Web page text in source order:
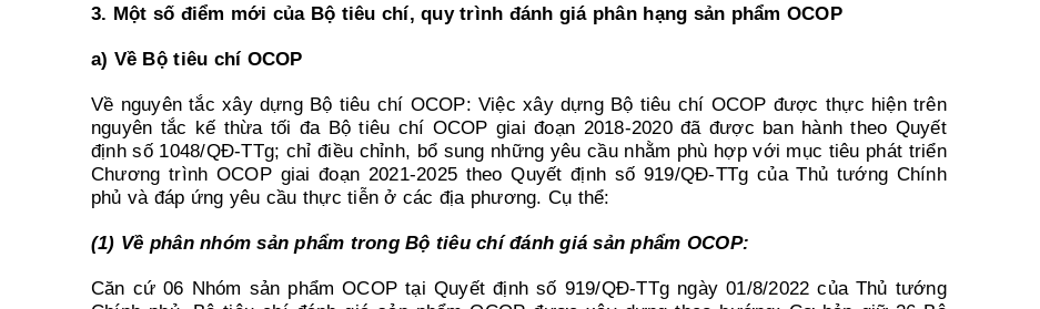
3. Một số điểm mới của Bộ tiêu chí, quy trình đánh giá phân hạng sản phẩm OCOP
a) Về Bộ tiêu chí OCOP
Về nguyên tắc xây dựng Bộ tiêu chí OCOP: Việc xây dựng Bộ tiêu chí OCOP được thực hiện trên
nguyên tắc kế thừa tối đa Bộ tiêu chí OCOP giai đoạn 2018-2020 đã được ban hành theo Quyết
định số 1048/QĐ-TTg; chỉ điều chỉnh, bổ sung những yêu cầu nhằm phù hợp với mục tiêu phát triển
Chương trình OCOP giai đoạn 2021-2025 theo Quyết định số 919/QĐ-TTg của Thủ tướng Chính
phủ và đáp ứng yêu cầu thực tiễn ở các địa phương. Cụ thể:
(1) Về phân nhóm sản phẩm trong Bộ tiêu chí đánh giá sản phẩm OCOP:
Căn cứ 06 Nhóm sản phẩm OCOP tại Quyết định số 919/QĐ-TTg ngày 01/8/2022 của Thủ tướng